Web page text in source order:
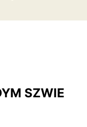
SZWIE